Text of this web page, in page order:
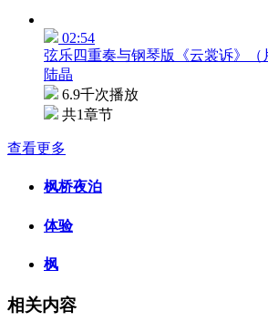
02:54
弦乐四重奏与钢琴版《云裳诉》（
陆晶
6.9千次播放
共1章节
查看更多
枫桥夜泊
体验
枫
相关内容